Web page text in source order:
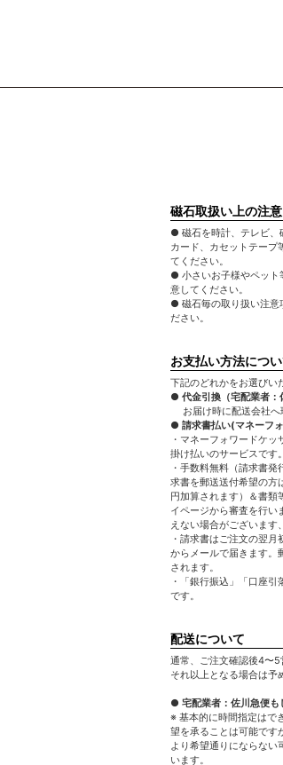
磁石取扱い上の注意
● 磁石を時計、テレビ、
カード、カセットテープ
てください。
● 小さいお子様やペット
意してください。
● 磁石毎の取り扱い注意
ださい。
お支払い方法につ
下記のどれかをお選びい
● 代金引換（宅配業者：
お届け時に配送会社へ
● 請求書払い(マネーフ
・マネーフォワードケ
掛け払いのサービスです。
・手数料無料（請求書
求書を郵送送付希望の
円加算されます）＆書類
イページから審査を行い
えない場合がございます
・請求書はご注文の翌
からメールで届きます。
されます。
・「銀行振込」「口座
です。
配送について
通常、ご注文確認後4〜5
それ以上となる場合は予
● 宅配業者：佐川急便も
※ 基本的に時間指定はで
望を承ることは可能です
より希望通りにならない
います。